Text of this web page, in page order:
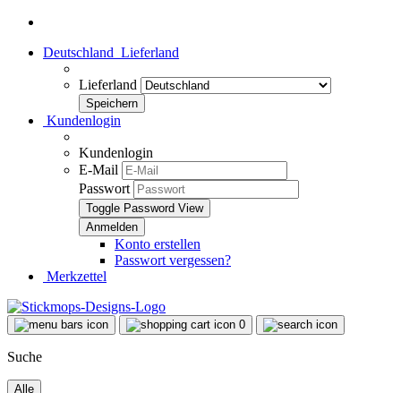
Deutschland Lieferland
Lieferland
Kundenlogin
Kundenlogin
E-Mail
Passwort
Toggle Password View
Konto erstellen
Passwort vergessen?
Merkzettel
0
Suche
Alle